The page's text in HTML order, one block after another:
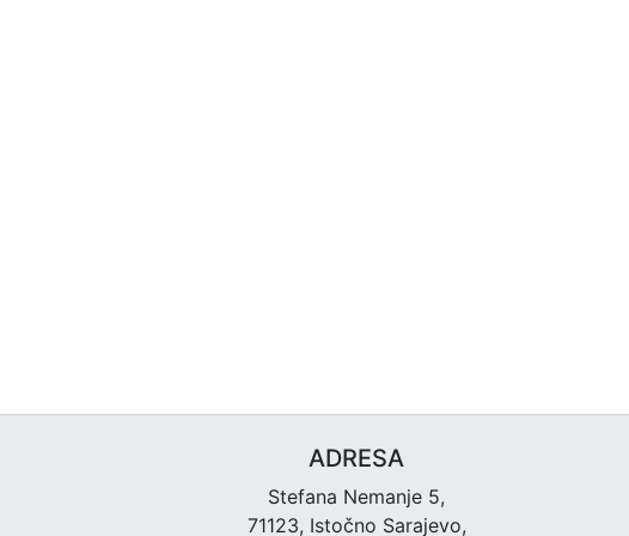
ADRESA
Stefana Nemanje 5,
71123, Istočno Sarajevo,